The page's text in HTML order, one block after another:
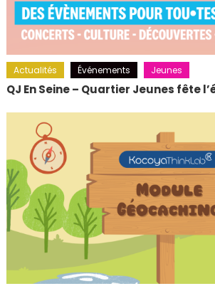
Actualités Événements Jeunes
QJ En Seine – Quartier Jeunes fête